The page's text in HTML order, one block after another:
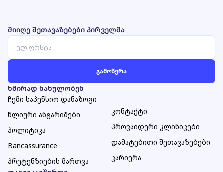
მიიღე შეთავაზებები პირველმა
ხშირად ნახულობენ
ჩემი საპენსიო დანაზოგი
წლიური ანგარიშები
პოლიტიკა
Bancassurance
პრეტენზიების მართვა
კონტაქტი
პროვაიდერი კლინიკები
დამატებითი შეთავაზებები
კარიერა